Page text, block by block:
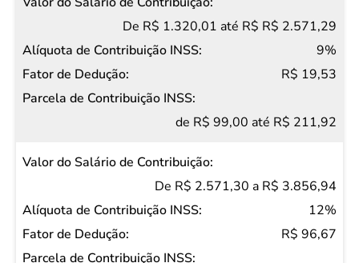
Fator de
Parcela de
Contribuição
INSS
De R$ 1.320,01 até R$ R$ 2.571,29
9%
R$ 19,53
de R$ 99,00 até R$ 211,92
De R$ 2.571,30 a R$ 3.856,94
12%
R$ 96,67